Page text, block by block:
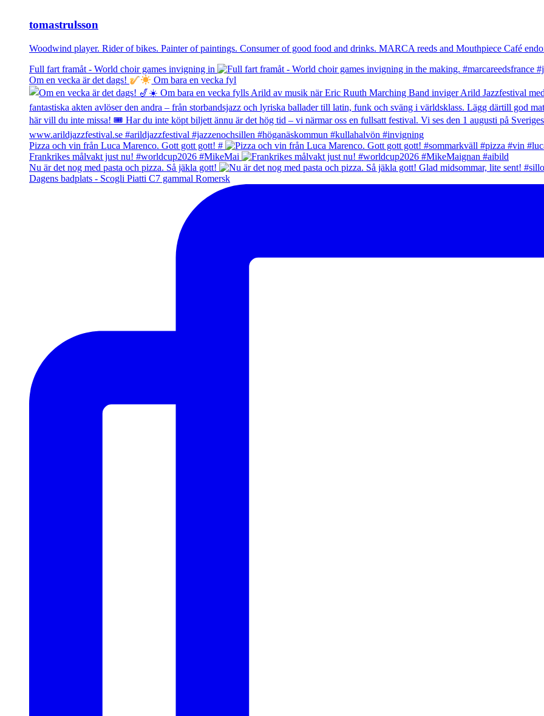
tomastrulsson
Woodwind player. Rider of bikes. Painter of paintings. Consumer of good food and drinks. MARCA reeds and Mouthpiece Café
Full fart framåt - World choir games invigning in
Om en vecka är det dags!
Om bara en vecka fyl
Pizza och vin från Luca Marenco. Gott gott gott! #
Frankrikes målvakt just nu! #worldcup2026 #MikeMai
Nu är det nog med pasta och pizza. Så jäkla gott!
Dagens badplats - Scogli Piatti C7 gammal Romersk